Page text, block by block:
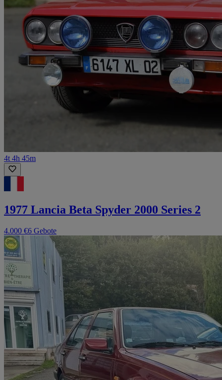
4t 4h 45m
1977 Lancia Beta Spyder 2000 Series 2
4.000 €6 Gebote